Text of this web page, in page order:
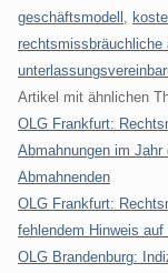
geschäftsmodell
rechtsmissbräuchliche
Artikel mit ähnlichen
OLG Frankfurt:
Abmahnungen im
Abmahnenden
OLG Frankfurt:
fehlendem Hinweis
OLG Brandenburg: